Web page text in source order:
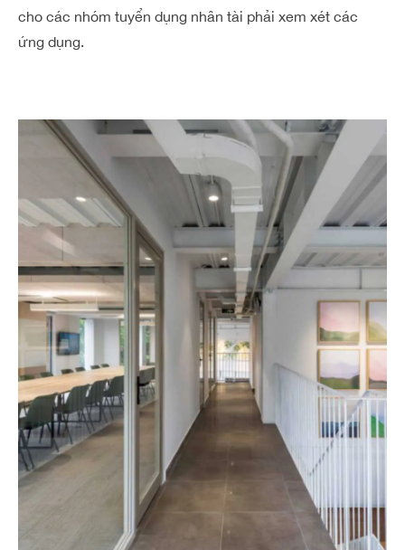
cho các nhóm tuyển dụng nhân tài phải xem xét các
ứng dụng.